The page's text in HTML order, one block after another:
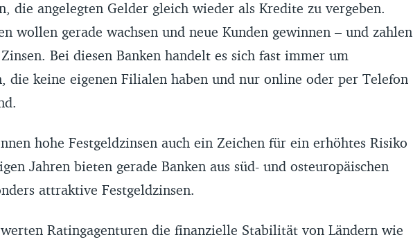
die angelegten Gelder gleich wieder als Kredite zu vergeben.
wollen gerade wachsen und neue Kunden gewinnen – und zahlen
Bei diesen Banken handelt es sich fast immer um
die keine eigenen Filialen haben und nur online oder per Telefon
hohe Festgeldzinsen auch ein Zeichen für ein erhöhtes Risiko
Jahren bieten gerade Banken aus süd- und osteuropäischen
attraktive Festgeldzinsen.
Ratingagenturen die finanzielle Stabilität von Ländern wie